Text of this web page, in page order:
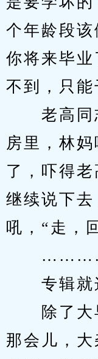
个年龄段该
你将来毕
不到，只
老高同
房里，林
了，吓得
继续说下
吼，“走，
专辑就
除了大
那会儿，